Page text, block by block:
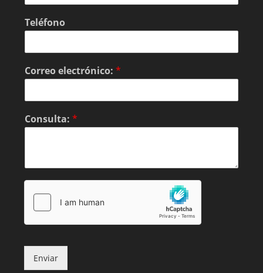
Teléfono
Correo electrónico: *
Consulta: *
Enviar